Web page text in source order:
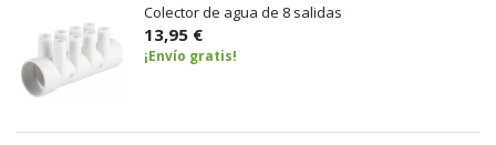
Colector de agua de 8 salidas
13,95 €
¡Envío gratis!